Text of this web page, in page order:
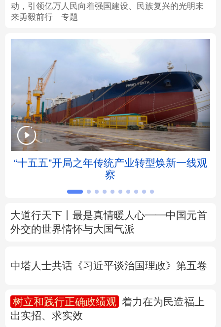
公益 一带一路 亚太网 上市公司
地方频道
北京 天津 河北 山西
辽宁 吉林 上海 江苏
浙江 安徽 福建 江西
四川 贵州 云南
多语种频道
动，引领亿万人民向着强国建设、民族复兴的光明未
来勇毅前行
专题
“十五五”开局之年传统产业转型焕新一线观
察
大道行天下丨最是真情暖人心——中国元首
外交的世界情怀与大国气派
中塔人士共话《习近平谈治国理政》第五卷
树立和践行正确政绩观
着力在为民造福上
出实招、求实效